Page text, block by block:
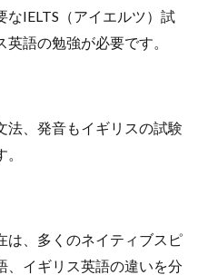
IELTS（アイエルツ）試
語の勉強が必要です。
法、発音もイギリスの試験
は、多くのネイティブスピ
、イギリス英語の違いを分